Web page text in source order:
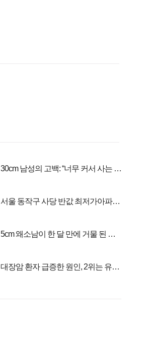
30cm 남성의 고백: “너무 커서 사는 게
서울 동작구 사당 반값 최저가아파트
5cm 왜소남이 한 달 만에 거물 된 사
대장암 환자 급증한 원인, 2위는 유산